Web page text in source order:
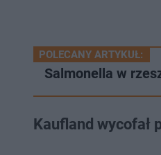
POLECANY ARTYKUŁ:
Salmonella w
Kaufland wycofał